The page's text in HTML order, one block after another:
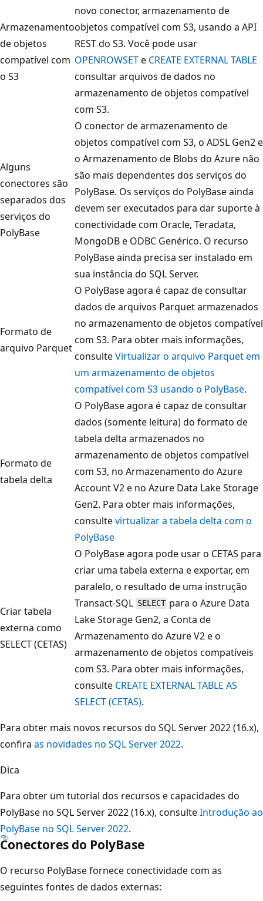
Armazenamento
de objetos
compatível com
o S3
novo conector, armazenamento de
objetos compatível com S3, usando a API
REST do S3. Você pode usar
OPENROWSETe CREATE EXTERNAL TABLE
consultar arquivos de dados no
armazenamento de objetos compatível
com S3.
Alguns
conectores são
separados dos
serviços do
PolyBase
O conector de armazenamento de
objetos compatível com S3, o ADSL Gen2 e
o Armazenamento de Blobs do Azure não
são mais dependentes dos serviços do
PolyBase. Os serviços do PolyBase ainda
devem ser executados para dar suporte à
conectividade com Oracle, Teradata,
MongoDB e ODBC Genérico. O recurso
PolyBase ainda precisa ser instalado em
sua instância do SQL Server.
Formato de
arquivo Parquet
O PolyBase agora é capaz de consultar
dados de arquivos Parquet armazenados
no armazenamento de objetos compatível
com S3. Para obter mais informações,
consulteVirtualizar o arquivo Parquet em
um armazenamento de objetos
compatível com S3 usando o PolyBase.
Formato de
tabela delta
O PolyBase agora é capaz de consultar
dados (somente leitura) do formato de
tabela delta armazenados no
armazenamento de objetos compatível
com S3, no Armazenamento do Azure
Account V2 e no Azure Data Lake Storage
Gen2. Para obter mais informações,
consultevirtualizar a tabela delta com o
PolyBase
Criar tabela
externa como
SELECT (CETAS)
O PolyBase agora pode usar o CETAS para
criar uma tabela externa e exportar, em
paralelo, o resultado de uma instrução
Transact-SQL SELECT para o Azure Data
Lake Storage Gen2, a Conta de
Armazenamento do Azure V2 e o
armazenamento de objetos compatíveis
com S3. Para obter mais informações,
consulte CREATE EXTERNAL TABLE AS
SELECT (CETAS).
Para obter mais novos recursos do SQL Server 2022 (16.x),
confira as novidades no SQL Server 2022.
Dica
Para obter um tutorial dos recursos e capacidades do
PolyBase no SQL Server 2022 (16.x), consulteIntrodução ao
PolyBase no SQL Server 2022.
Conectores do PolyBase
O recurso PolyBase fornece conectividade com as
seguintes fontes de dados externas: